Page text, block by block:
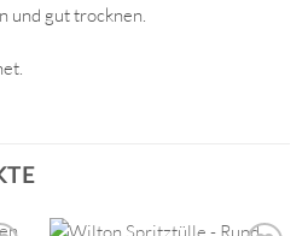
und gut trocknen.